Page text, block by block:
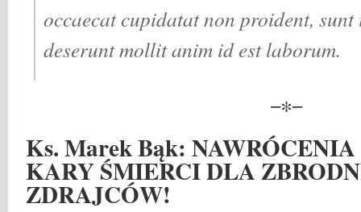
occaecat cupidatat non proident,
deserunt mollit anim id est laborum.
−∗−
Ks. Marek Bąk:
KARY ŚMIERCI DLA
ZDRAJCÓW!